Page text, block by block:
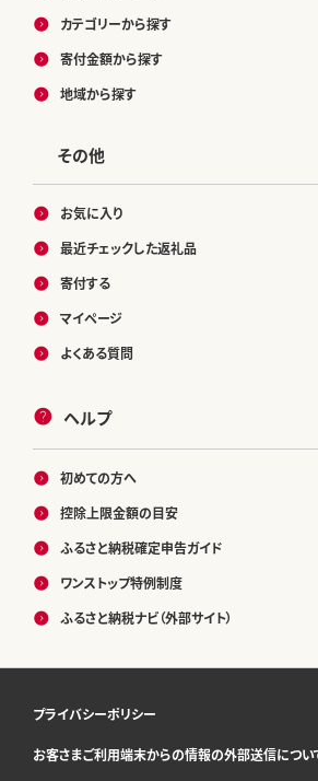
カテゴリーから探す
寄付金額から探す
地域から探す
その他
お気に入り
最近チェックした返礼品
寄付する
マイページ
よくある質問
ヘルプ
初めての方へ
控除上限金額の目安
ふるさと納税確定申告ガイド
ワンストップ特例制度
ふるさと納税ナビ（外部サイト）
プライバシーポリシー
お客さまご利用端末からの情報の外部送信につい